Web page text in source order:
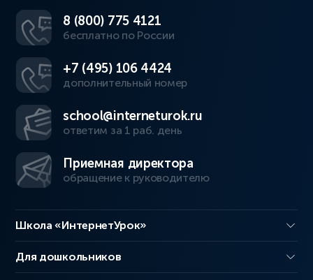
8 (800) 775 4121
бесплатно по России
+7 (495) 106 4424
дополнительный номер
school@interneturok.ru
ответим за 1 раб. день
Приемная директора
обращение к руководителю
Школа «ИнтернетУрок»
Для дошкольников